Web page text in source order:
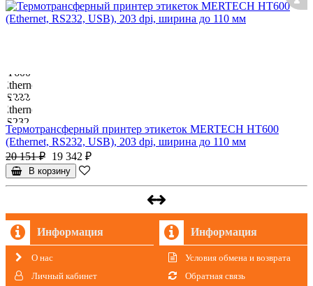
Термотрансферный принтер этикеток MERTECH HT600
(Ethernet, RS232, USB), 203 dpi, ширина до 110 мм
20 151 ₽ 19 342 ₽
В корзину
Информация
О нас
Личный кабинет
Информация
Условия обмена и возврата
Обратная связь